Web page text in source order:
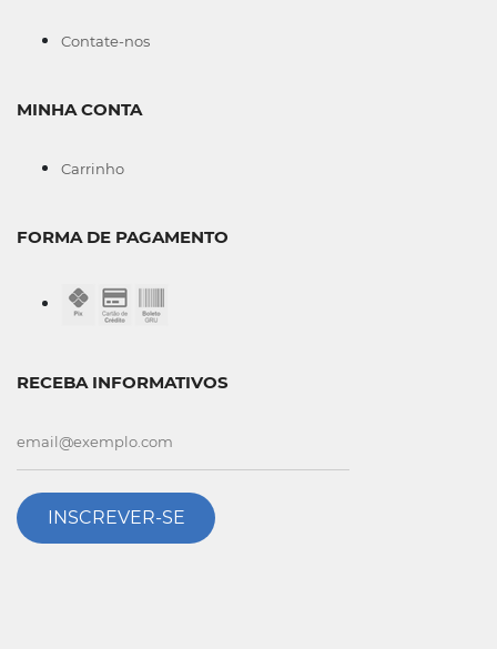
Contate-nos
MINHA CONTA
Carrinho
FORMA DE PAGAMENTO
RECEBA INFORMATIVOS
INSCREVER-SE